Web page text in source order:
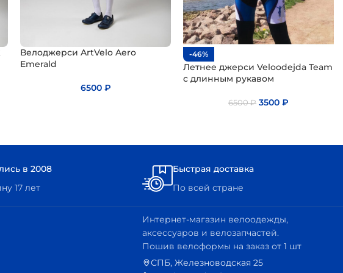
Летние
Коллекция
ArtVelo
Летние
джерси
ArtVelo
Велоджерси ArtVelo Aero
Emerald
6500 ₽
-46%
Летнее джерси Veloodejda Team
с длинным рукавом
6500₽ 3500₽
в 2008
17 лет
Быстрая доставка
По всей стране
Интернет-магазин велоодежды,
аксессуаров и велозапчастей.
Пошив велоформы на заказ от 1 шт
СПБ, Железноводская 25